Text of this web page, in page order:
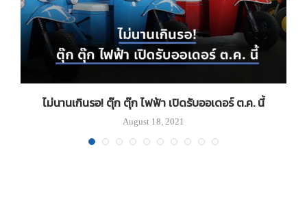
ไม่นานเกินรอ! ตุ๊ก ตุ๊ก ไฟฟ้า เปิดรับออเดอร์ ต.ค. นี้
August 18, 2021